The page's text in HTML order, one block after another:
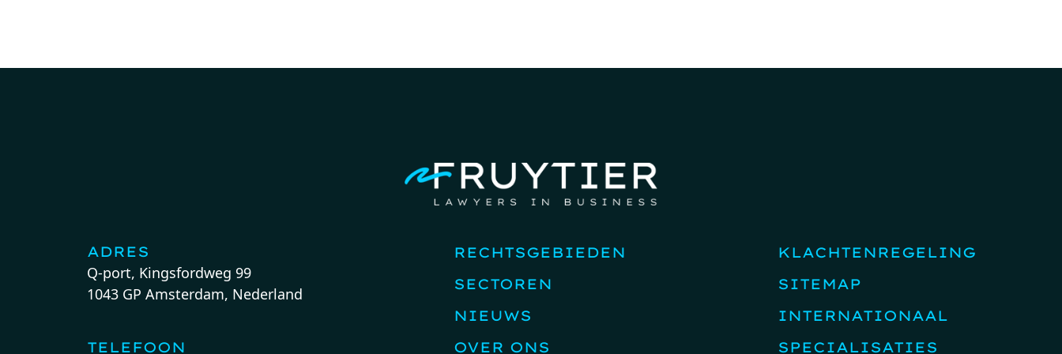
ADRES
Q-port, Kingsfordweg 99
1043 GP Amsterdam, Nederland
TELEFOON
RECHTSGEBIEDEN
SECTOREN
NIEUWS
OVER ONS
KLACHTENREGELING
SITEMAP
INTERNATIONAAL
SPECIALISATIES